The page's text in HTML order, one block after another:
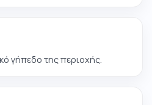
γήπεδο της περιοχής.